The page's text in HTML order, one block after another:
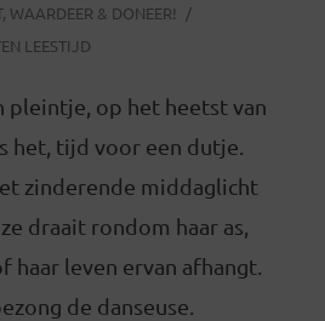
, WAARDEER & DONEER!
LEESTIJD
pleintje, op het heetst van
het, tijd voor een dutje.
zinderende middaglicht
draait rondom haar as,
haar leven ervan afhangt.
de danseuse.